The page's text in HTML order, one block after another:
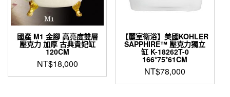
國產 M1 金腳 高亮度雙層
壓克力 加厚 古典貴妃缸
120CM
NT$18,000
【麗室衛浴】美國KOHLER
SAPPHIRE™ 壓克力獨立
缸 K-18262T-0
166*75*61CM
NT$78,000